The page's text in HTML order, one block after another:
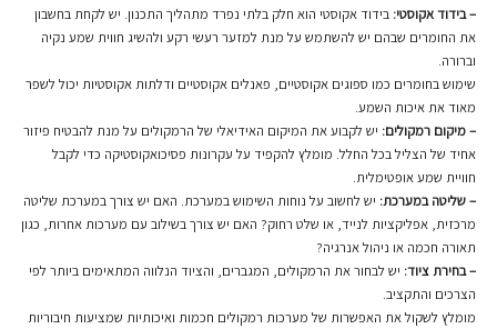
– בידוד אקוסטי: בידוד אקוסטי הוא חלק בלתי נפרד מתהליך התכנון. יש לקחת בחשבון
את החומרים שבהם יש להשתמש על מנת למזער רעשי רקע ולהשיג חווית שמע נקיה
וברורה.
שימוש בחומרים כמו ספוגים אקוסטיים, פאנלים אקוסטיים ודלתות אקוסטיות יכול לשפר
מאוד את איכות השמע.
– מיקום רמקולים: יש לקבוע את המיקום האידיאלי של הרמקולים על מנת להבטיח פיזור
אחיד של הצליל בכל החלל. מומלץ להקפיד על עקרונות פסיכואקוסטיקה כדי לקבל
חוויית שמע אופטימלית.
– שליטה במערכת: יש לחשוב על נוחות השימוש במערכת. האם יש צורך במערכת שליטה
מרכזית, אפליקציות לנייד, או שלט רחוק? האם יש צורך בשילוב עם מערכות אחרות, כגון
תאורה חכמה או ניהול אנרגיה?
– בחירת ציוד: יש לבחור את הרמקולים, המגברים, והציוד הנלווה המתאימים ביותר לפי
הצרכים והתקציב.
מומלץ לשקול את האפשרות של מערכות רמקולים חכמות ואיכותיות שמציעות חיבוריות